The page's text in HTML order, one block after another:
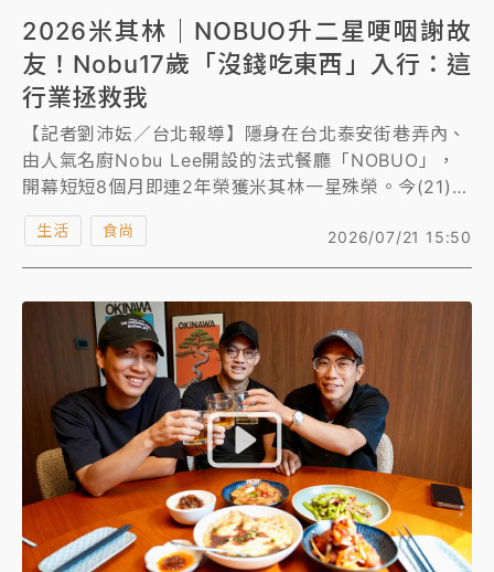
2026米其林｜NOBUO升二星哽咽謝故
友！Nobu17歲「沒錢吃東西」入行：這
行業拯救我
【記者劉沛妘／台北報導】隱身在台北泰安街巷弄內、
由人氣名廚Nobu Lee開設的法式餐廳「NOBUO」，
開幕短短8個月即連2年榮獲米其林一星殊榮。今(21)日
《2026台灣米其林指南》最新榜單出爐，「NOBUO」
從一星升二星，他上台時一度哽咽，並攜帶已故好友
Lee的照片，表示「現在的公司名是用他的名字去登記
《知新聞》於2024年專訪到主廚Nobu Lee（李信
男），出生在台灣的他，學生時期漂泊多國，待過日
本、新加坡、紐西蘭等地，17歲那年會進入餐飲，純粹
是因為「沒錢、想要有東西吃」，而這些最後都成了國
際名廚的養分。
2026/07/21 15:50
生活 食尚